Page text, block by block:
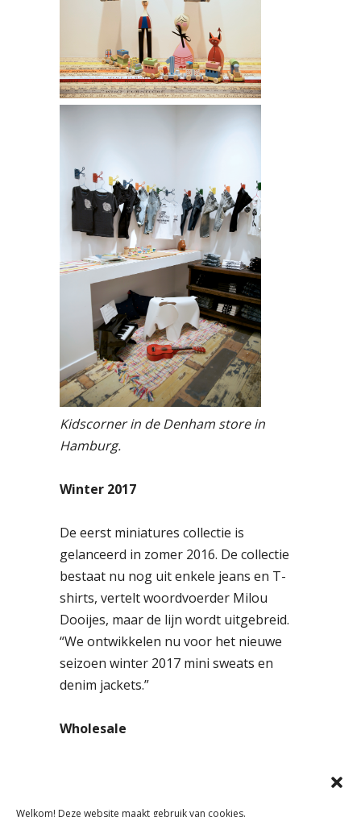
Welkom! Deze website maakt gebruik van cookies.
Kidscorner in de Denham store in
Hamburg.
Winter 2017
De eerst miniatures collectie is
gelanceerd in zomer 2016. De collectie
bestaat nu nog uit enkele jeans en T-
shirts, vertelt woordvoerder Milou
Dooijes, maar de lijn wordt uitgebreid.
“We ontwikkelen nu voor het nieuwe
seizoen winter 2017 mini sweats en
denim jackets.”
Wholesale